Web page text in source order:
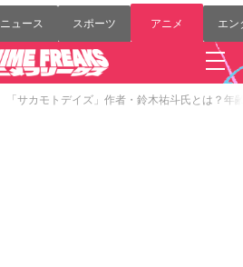
ニュース スポーツ アニメ エン
「サカモトデイズ」作者・鈴木祐斗氏とは？